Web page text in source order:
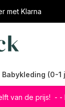
met Klarna
Babykleding (0-1
van de prijs! - -